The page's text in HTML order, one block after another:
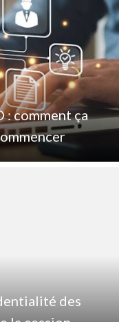
: comment ça
des